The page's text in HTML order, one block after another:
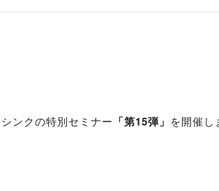
ンクの特別セミナー 「第15弾」 を開催し